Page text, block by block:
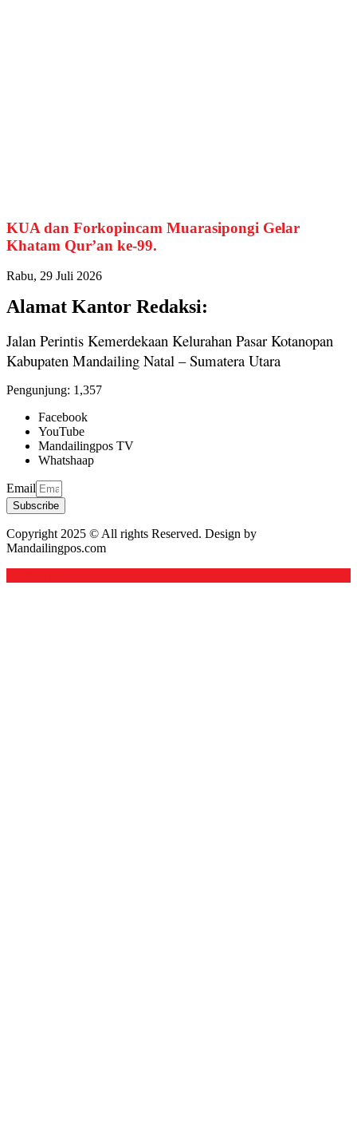
KUA dan Forkopincam Muarasipongi Gelar
Khatam Qur’an ke-99.
Rabu, 29 Juli 2026
Alamat Kantor Redaksi:
Jalan Perintis Kemerdekaan Kelurahan Pasar Kotanopan
Kabupaten Mandailing Natal – Sumatera Utara
Pengunjung: 1,357
Facebook
YouTube
Mandailingpos TV
Whatshaap
Email
Subscribe
Copyright 2025 © All rights Reserved. Design by
Mandailingpos.com